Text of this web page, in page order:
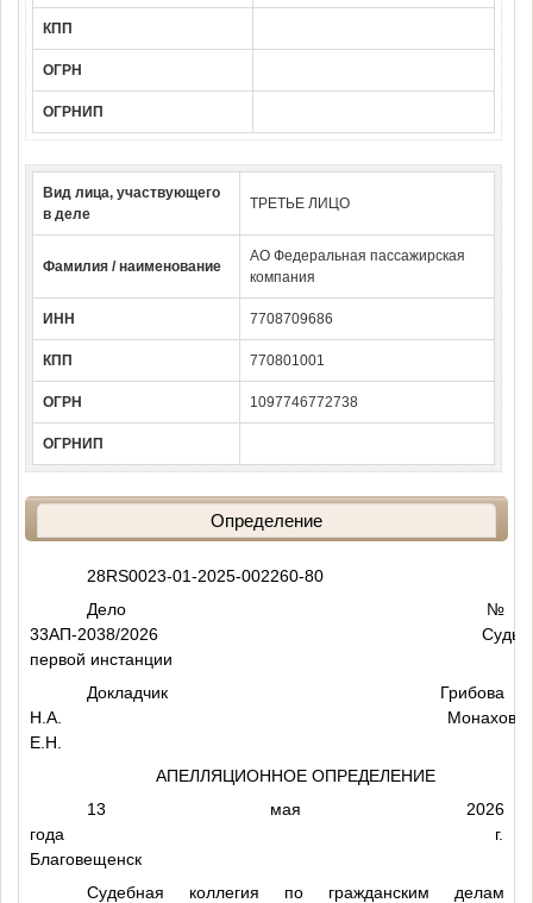
КПП
ОГРН
ОГРНИП
Вид лица, участвующего
в деле
ТРЕТЬЕ ЛИЦО
Фамилия / наименование
АО Федеральная пассажирская
компания
ИНН 7708709686
КПП 770801001
ОГРН 1097746772738
ОГРНИП
Определение
28RS0023-01-2025-002260-80
Дело №
33АП-2038/2026 Судья
первой инстанции
Докладчик Грибова
Н.А. Монахова
Е.Н.
АПЕЛЛЯЦИОННОЕ ОПРЕДЕЛЕНИЕ
13 мая 2026
года г.
Благовещенск
Судебная коллегия по гражданским делам